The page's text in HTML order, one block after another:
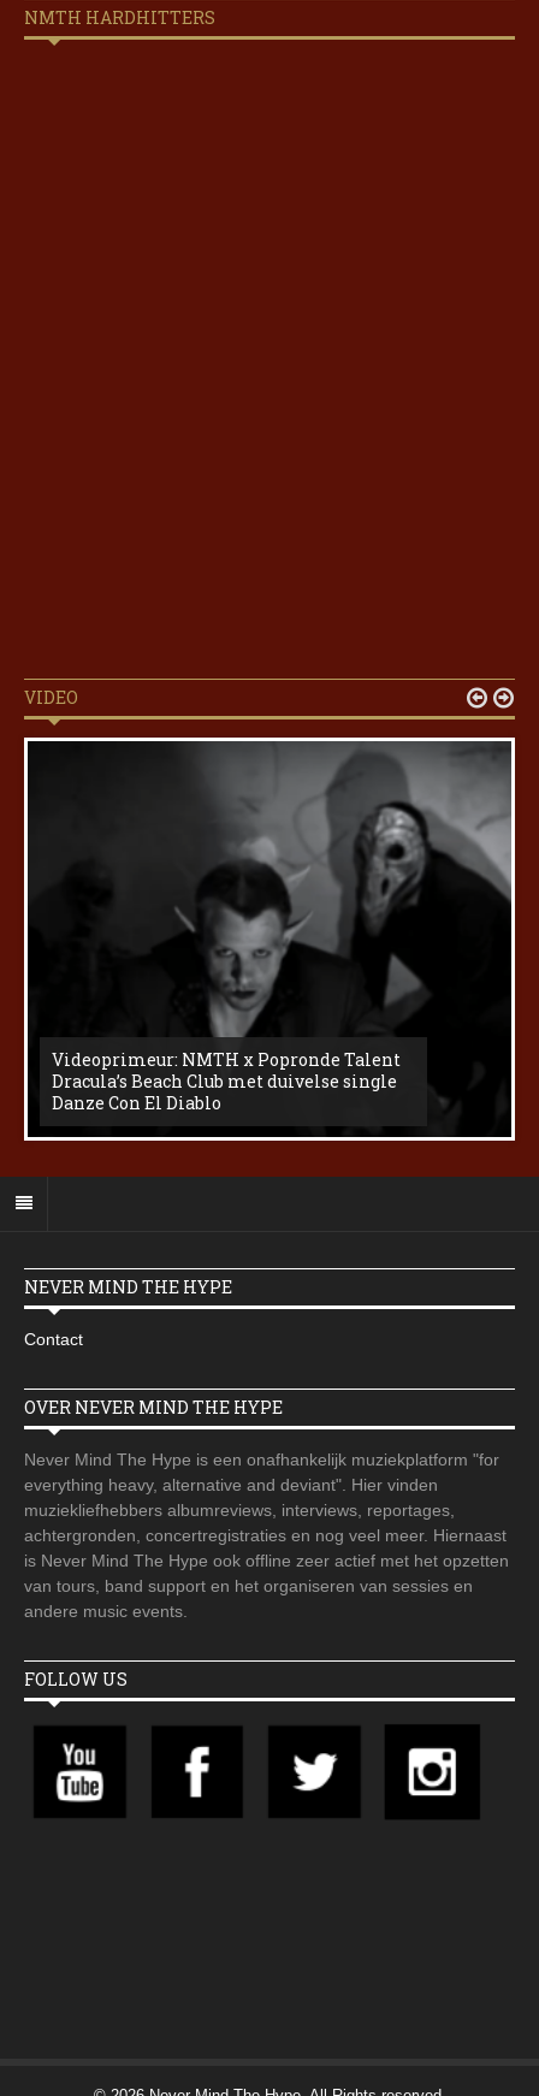
NMTH HARDHITTERS
VIDEO
Videoprimeur: NMTH x Popronde Talent
Dracula’s Beach Club met duivelse single
Danze Con El Diablo
 
NEVER MIND THE HYPE
Contact
OVER NEVER MIND THE HYPE
Never Mind The Hype is een onafhankelijk muziekplatform "for
everything heavy, alternative and deviant". Hier vinden
muziekliefhebbers albumreviews, interviews, reportages,
achtergronden, concertregistraties en nog veel meer. Hiernaast
is Never Mind The Hype ook offline zeer actief met het opzetten
van tours, band support en het organiseren van sessies en
andere music events.
FOLLOW US